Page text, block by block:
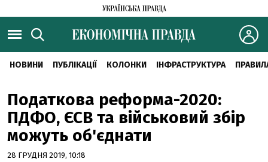
НОВИНИ ПУБЛІКАЦІЇ КОЛОНКИ ІНФРАСТРУКТУРА
Податкова реформа-2020:
ПДФО, ЄСВ та військовий збір
можуть об'єднати
28 ГРУДНЯ 2019, 10:18